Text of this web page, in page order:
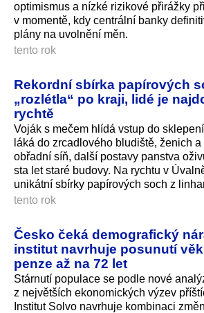
optimismus a nízké rizikové přirážky
v momentě, kdy centrální banky
plány na uvolnění měn.
tento rok
Rekordní sbírka papírových
„rozlétla“ po kraji, lidé je
rychtě
Voják s mečem hlídá vstup do
láká do zrcadlového bludiště, ženich
obřadní síň, další postavy panstva
sta let staré budovy. Na rychtu v
unikátní sbírky papírových soch z
tento rok
Česko čeká demografický
institut navrhuje posunutí
penze až na 72 let
Stárnutí populace se podle nové
z největších ekonomických výzev
Institut Solvo navrhuje kombinaci